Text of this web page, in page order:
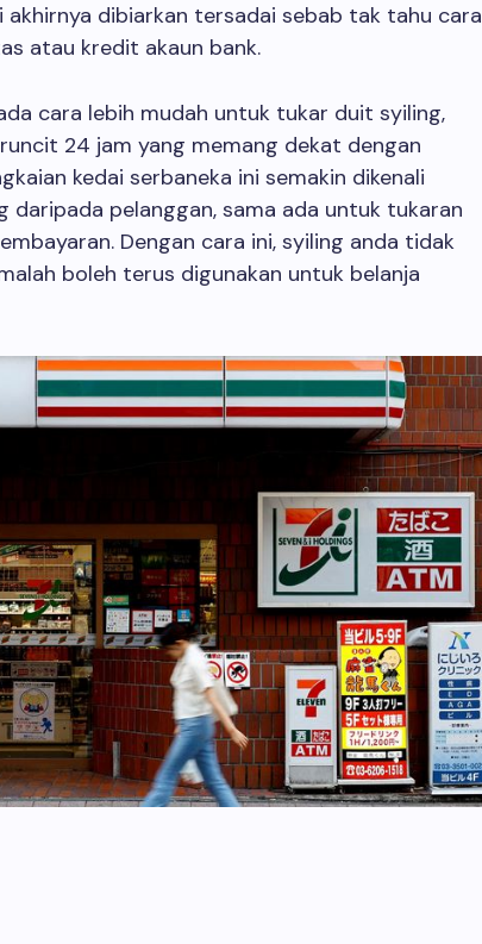
dibiarkan tersadai sebab tak tahu cara
atau kredit akaun bank.
cara lebih mudah untuk tukar duit syiling,
24 jam yang memang dekat dengan
kedai serbaneka ini semakin dikenali
daripada pelanggan, sama ada untuk tukaran
Dengan cara ini, syiling anda tidak
boleh terus digunakan untuk belanja